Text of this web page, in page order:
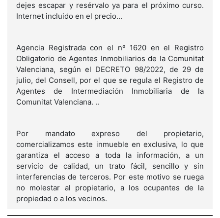
dejes escapar y resérvalo ya para el próximo curso.
Internet incluido en el precio...
Agencia Registrada con el nº 1620 en el Registro
Obligatorio de Agentes Inmobiliarios de la Comunitat
Valenciana, según el DECRETO 98/2022, de 29 de
julio, del Consell, por el que se regula el Registro de
Agentes de Intermediación Inmobiliaria de la
Comunitat Valenciana. ..
Por mandato expreso del propietario,
comercializamos este inmueble en exclusiva, lo que
garantiza el acceso a toda la información, a un
servicio de calidad, un trato fácil, sencillo y sin
interferencias de terceros. Por este motivo se ruega
no molestar al propietario, a los ocupantes de la
propiedad o a los vecinos.